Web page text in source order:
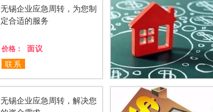
无锡企业应急周转，为您制
定合适的服务
价格：
面议
联系
无锡企业应急周转，解决您